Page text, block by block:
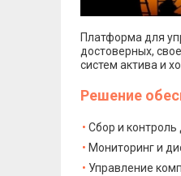
Платформа для
достоверных,
систем актива и
Решение
Сбор и контроль
Мониторинг и
Управление